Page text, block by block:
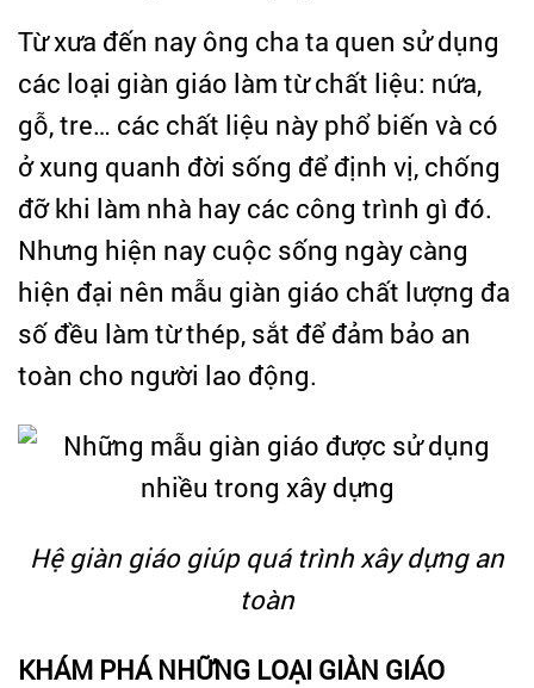
Từ xưa đến nay ông cha ta quen sử dụng
các loại giàn giáo làm từ chất liệu: nứa,
gỗ, tre… các chất liệu này phổ biến và có
ở xung quanh đời sống để định vị, chống
đỡ khi làm nhà hay các công trình gì đó.
Nhưng hiện nay cuộc sống ngày càng
hiện đại nên mẫu giàn giáo chất lượng đa
số đều làm từ thép, sắt để đảm bảo an
toàn cho người lao động.
Hệ giàn giáo giúp quá trình xây dựng an
toàn
KHÁM PHÁ NHỮNG LOẠI GIÀN GIÁO